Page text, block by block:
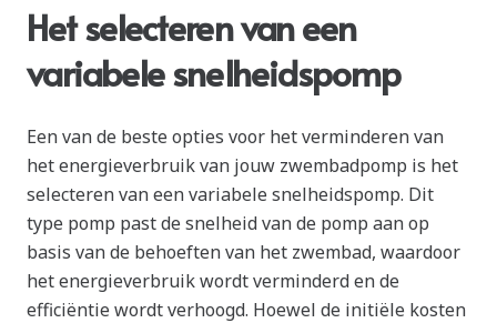
Het selecteren van een
variabele snelheidspomp
Een van de beste opties voor het verminderen van
het energieverbruik van jouw zwembadpomp is het
selecteren van een variabele snelheidspomp. Dit
type pomp past de snelheid van de pomp aan op
basis van de behoeften van het zwembad, waardoor
het energieverbruik wordt verminderd en de
efficiëntie wordt verhoogd. Hoewel de initiële kosten